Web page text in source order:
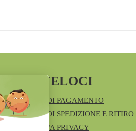
LINK VELOCI
MODALITÀ DI PAGAMENTO
MODALITÀ DI SPEDIZIONE E RITIRO
INFORMATIVA PRIVACY